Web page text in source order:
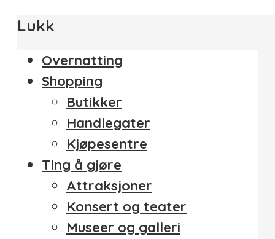
Lukk
Overnatting
Shopping
Butikker
Handlegater
Kjøpesentre
Ting å gjøre
Attraksjoner
Konsert og teater
Museer og galleri